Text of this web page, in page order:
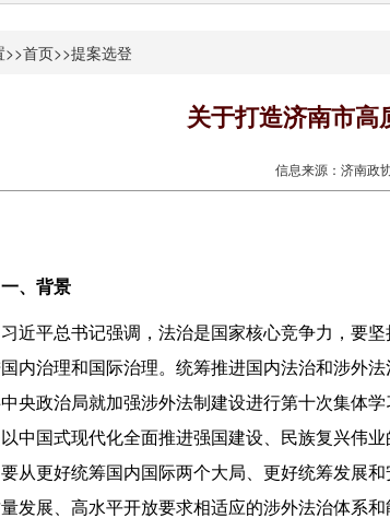
>>首页>>提案选登
关于打造济南市高
信息来源：济南政
一、背景
习近平总书记强调，法治是国家核心竞争力，要
内治理和国际治理。统筹推进国内法治和涉外
央政治局就加强涉外法制建设进行第十次集体
中国式现代化全面推进强国建设、民族复兴伟
从更好统筹国内国际两个大局、更好统筹发展
发展、高水平开放要求相适应的涉外法治体系